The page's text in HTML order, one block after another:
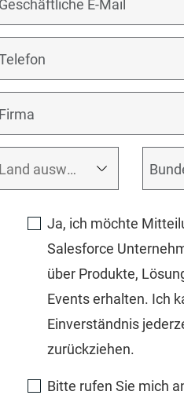
Ja, ich möchte
Salesforce
über Produkte,
Events erhalten. Ich
Einverständnis
zurückziehen.
Bitte rufen Sie mich